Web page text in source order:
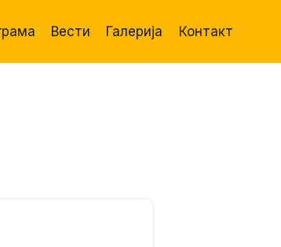
Вести Галерија Контакт